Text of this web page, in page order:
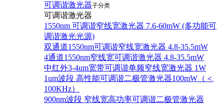
可调谐激光器子分类
可调谐激光器
1550nm 可调谐窄线宽激光器 7.6-60mW (多功能可
调谐激光光源)
双通道1550nm可调谐窄线宽激光器 4.8-35.5mW
4通道1550nm窄线宽可调谐激光器 4.8-35.5mW
中红外3-4um宽带可调谐单频窄线宽激光器 1W
1um波段 高性能可调谐二极管激光器100mW（＜
100KHz）
900nm波段 窄线宽高功率可调谐二极管激光器